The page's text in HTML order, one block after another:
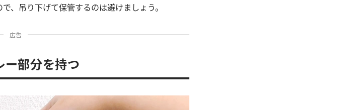
、吊り下げて保管するのは避けましょう。
広告
ー部分を持つ